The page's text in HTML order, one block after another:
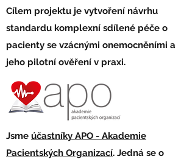
Cílem projektu je vytvoření návrhu
standardu komplexní sdílené péče o
pacienty se vzácnými onemocněními a
jeho pilotní ověření v praxi.
Jsme účastníky APO - Akademie
Pacientských Organizací. Jedná se o